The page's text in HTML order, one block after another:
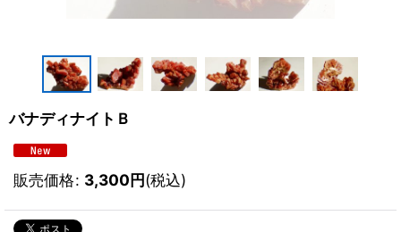
バナディナイトＢ
販売価格: 3,300円(税込)